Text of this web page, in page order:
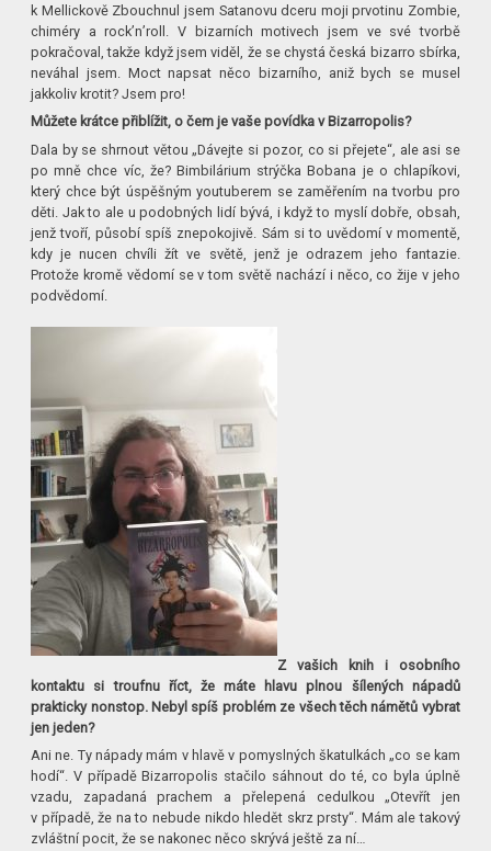
k Mellickově Zbouchnul jsem Satanovu dceru moji prvotinu Zombie,
chiméry a rock’n’roll. V bizarních motivech jsem ve své tvorbě
pokračoval, takže když jsem viděl, že se chystá česká bizarro sbírka,
neváhal jsem. Moct napsat něco bizarního, aniž bych se musel
jakkoliv krotit? Jsem pro!
Můžete krátce přiblížit, o čem je vaše povídka v Bizarropolis?
Dala by se shrnout větou „Dávejte si pozor, co si přejete“, ale asi se
po mně chce víc, že? Bimbilárium strýčka Bobana je o chlapíkovi,
který chce být úspěšným youtuberem se zaměřením na tvorbu pro
děti. Jak to ale u podobných lidí bývá, i když to myslí dobře, obsah,
jenž tvoří, působí spíš znepokojivě. Sám si to uvědomí v momentě,
kdy je nucen chvíli žít ve světě, jenž je odrazem jeho fantazie.
Protože kromě vědomí se v tom světě nachází i něco, co žije v jeho
podvědomí.
Z vašich knih i osobního
kontaktu si troufnu říct, že máte hlavu plnou šílených nápadů
prakticky nonstop. Nebyl spíš problém ze všech těch námětů vybrat
jen jeden?
Ani ne. Ty nápady mám v hlavě v pomyslných škatulkách „co se kam
hodí“. V případě Bizarropolis stačilo sáhnout do té, co byla úplně
vzadu, zapadaná prachem a přelepená cedulkou „Otevřít jen
v případě, že na to nebude nikdo hledět skrz prsty“. Mám ale takový
zvláštní pocit, že se nakonec něco skrývá ještě za ní…